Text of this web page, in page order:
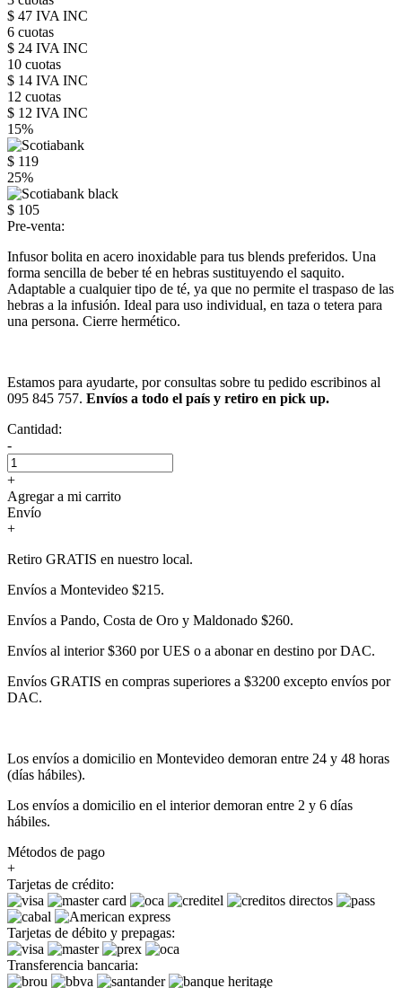
$ 47 IVA INC
6 cuotas
$ 24 IVA INC
10 cuotas
$ 14 IVA INC
12 cuotas
$ 12 IVA INC
15%
$ 119
25%
$ 105
Pre-venta:
Infusor bolita en acero inoxidable para tus blends preferidos. Una
forma sencilla de beber té en hebras sustituyendo el saquito.
Adaptable a cualquier tipo de té, ya que no permite el traspaso de las
hebras a la infusión. Ideal para uso individual, en taza o tetera para
una persona. Cierre hermético.
Estamos para ayudarte, por consultas sobre tu pedido escribinos al
095 845 757. Envíos a todo el país y retiro en pick up.
Cantidad:
-
+
Agregar a mi carrito
Envío
+
Retiro GRATIS en nuestro local.
Envíos a Montevideo $215.
Envíos a Pando, Costa de Oro y Maldonado $260.
Envíos al interior $360 por UES o a abonar en destino por DAC.
Envíos GRATIS en compras superiores a $3200 excepto envíos por
DAC.
Los envíos a domicilio en Montevideo demoran entre 24 y 48 horas
(días hábiles).
Los envíos a domicilio en el interior demoran entre 2 y 6 días
hábiles.
Métodos de pago
+
Tarjetas de crédito:
Tarjetas de débito y prepagas:
Transferencia bancaria: